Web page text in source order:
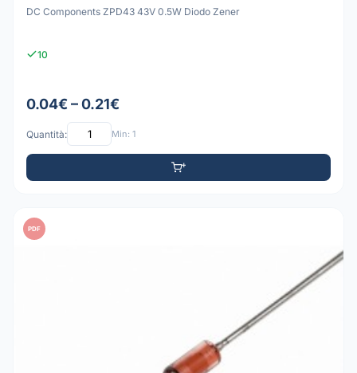
DC Components ZPD43 43V 0.5W Diodo Zener
10
0.04€ – 0.21€
Quantità: Min: 1
PDF